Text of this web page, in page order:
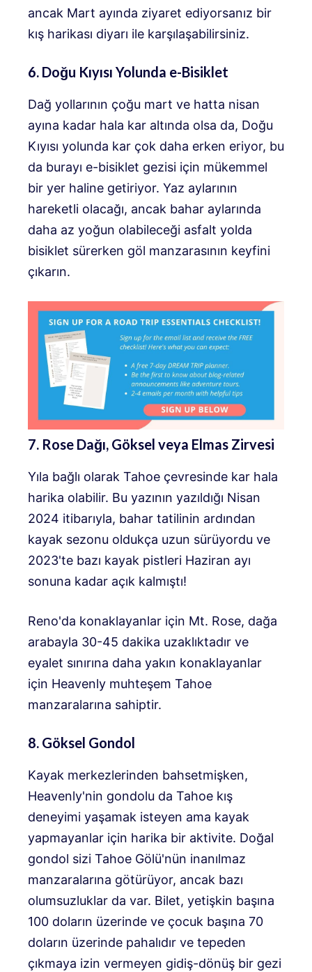
ancak Mart ayında ziyaret ediyorsanız bir
kış harikası diyarı ile karşılaşabilirsiniz.
6. Doğu Kıyısı Yolunda e-Bisiklet
Dağ yollarının çoğu mart ve hatta nisan
ayına kadar hala kar altında olsa da, Doğu
Kıyısı yolunda kar çok daha erken eriyor, bu
da burayı e-bisiklet gezisi için mükemmel
bir yer haline getiriyor. Yaz aylarının
hareketli olacağı, ancak bahar aylarında
daha az yoğun olabileceği asfalt yolda
bisiklet sürerken göl manzarasının keyfini
çıkarın.
7. Rose Dağı, Göksel veya Elmas Zirvesi
Yıla bağlı olarak Tahoe çevresinde kar hala
harika olabilir. Bu yazının yazıldığı Nisan
2024 itibarıyla, bahar tatilinin ardından
kayak sezonu oldukça uzun sürüyordu ve
2023'te bazı kayak pistleri Haziran ayı
sonuna kadar açık kalmıştı!
Reno'da konaklayanlar için Mt. Rose, dağa
arabayla 30-45 dakika uzaklıktadır ve
eyalet sınırına daha yakın konaklayanlar
için Heavenly muhteşem Tahoe
manzaralarına sahiptir.
8. Göksel Gondol
Kayak merkezlerinden bahsetmişken,
Heavenly'nin gondolu da Tahoe kış
deneyimi yaşamak isteyen ama kayak
yapmayanlar için harika bir aktivite. Doğal
gondol sizi Tahoe Gölü'nün inanılmaz
manzaralarına götürüyor, ancak bazı
olumsuzluklar da var. Bilet, yetişkin başına
100 doların üzerinde ve çocuk başına 70
doların üzerinde pahalıdır ve tepeden
çıkmaya izin vermeyen gidiş-dönüş bir gezi